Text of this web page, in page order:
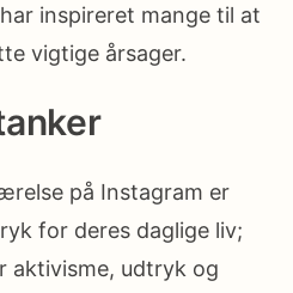
inspireret mange til at
vigtige årsager.
på Instagram er
for deres daglige liv;
aktivisme, udtryk og